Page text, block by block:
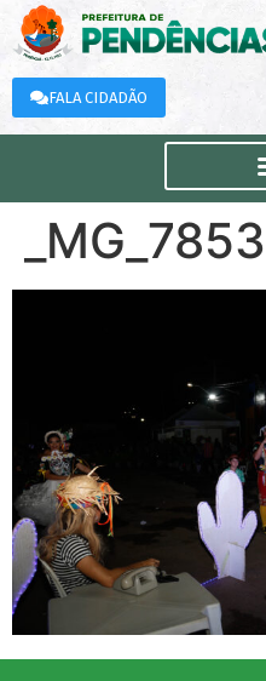
FALA CIDADÃO
_MG_7853